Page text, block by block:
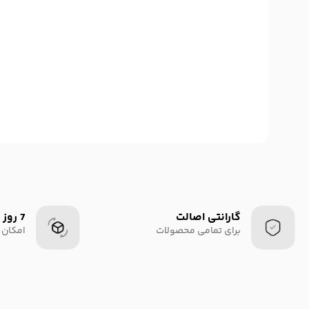
گارانتی اصالت
برای تمامی محصولات
7 روز